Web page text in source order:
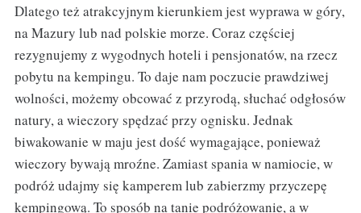
Dlatego też atrakcyjnym kierunkiem jest wyprawa w góry,
na Mazury lub nad polskie morze. Coraz częściej
rezygnujemy z wygodnych hoteli i pensjonatów, na rzecz
pobytu na kempingu. To daje nam poczucie prawdziwej
wolności, możemy obcować z przyrodą, słuchać odgłosów
natury, a wieczory spędzać przy ognisku. Jednak
biwakowanie w maju jest dość wymagające, ponieważ
wieczory bywają mroźne. Zamiast spania w namiocie, w
podróż udajmy się kamperem lub zabierzmy przyczepę
kempingową. To sposób na tanie podróżowanie, a w